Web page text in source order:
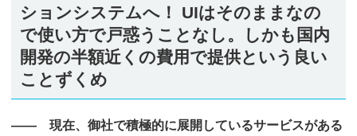
ションシステムへ！ UIはそのままなの
で使い方で戸惑うことなし。しかも国内
開発の半額近くの費用で提供という良い
ことずくめ
―― 現在、御社で積極的に展開しているサービスがある